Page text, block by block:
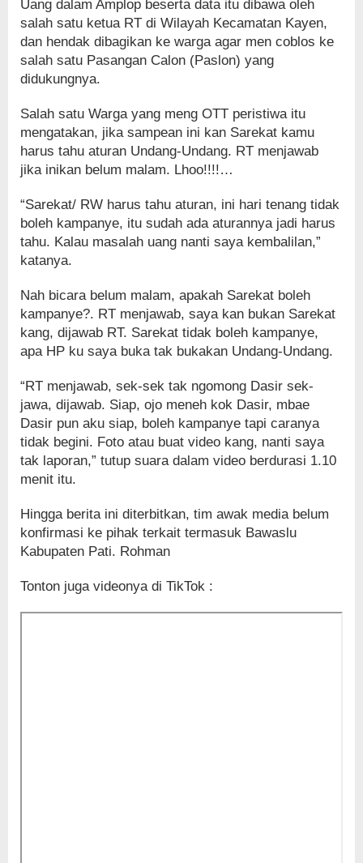
Uang dalam Amplop beserta data itu dibawa oleh
salah satu ketua RT di Wilayah Kecamatan Kayen,
dan hendak dibagikan ke warga agar men coblos ke
salah satu Pasangan Calon (Paslon) yang
didukungnya.
Salah satu Warga yang meng OTT peristiwa itu
mengatakan, jika sampean ini kan Sarekat kamu
harus tahu aturan Undang-Undang. RT menjawab
jika inikan belum malam. Lhoo!!!!…
“Sarekat/ RW harus tahu aturan, ini hari tenang tidak
boleh kampanye, itu sudah ada aturannya jadi harus
tahu. Kalau masalah uang nanti saya kembalilan,”
katanya.
Nah bicara belum malam, apakah Sarekat boleh
kampanye?. RT menjawab, saya kan bukan Sarekat
kang, dijawab RT. Sarekat tidak boleh kampanye,
apa HP ku saya buka tak bukakan Undang-Undang.
“RT menjawab, sek-sek tak ngomong Dasir sek-
jawa, dijawab. Siap, ojo meneh kok Dasir, mbae
Dasir pun aku siap, boleh kampanye tapi caranya
tidak begini. Foto atau buat video kang, nanti saya
tak laporan,” tutup suara dalam video berdurasi 1.10
menit itu.
Hingga berita ini diterbitkan, tim awak media belum
konfirmasi ke pihak terkait termasuk Bawaslu
Kabupaten Pati. Rohman
Tonton juga videonya di TikTok :